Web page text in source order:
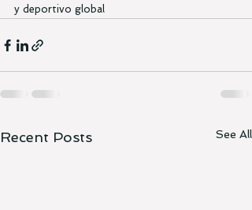
y deportivo global
Recent Posts See All